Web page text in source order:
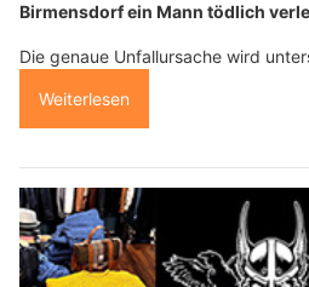
Birmensdorf ein Mann tödlich
Die genaue Unfallursache wird
Weiterlesen